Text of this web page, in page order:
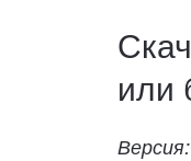
или
Версия: